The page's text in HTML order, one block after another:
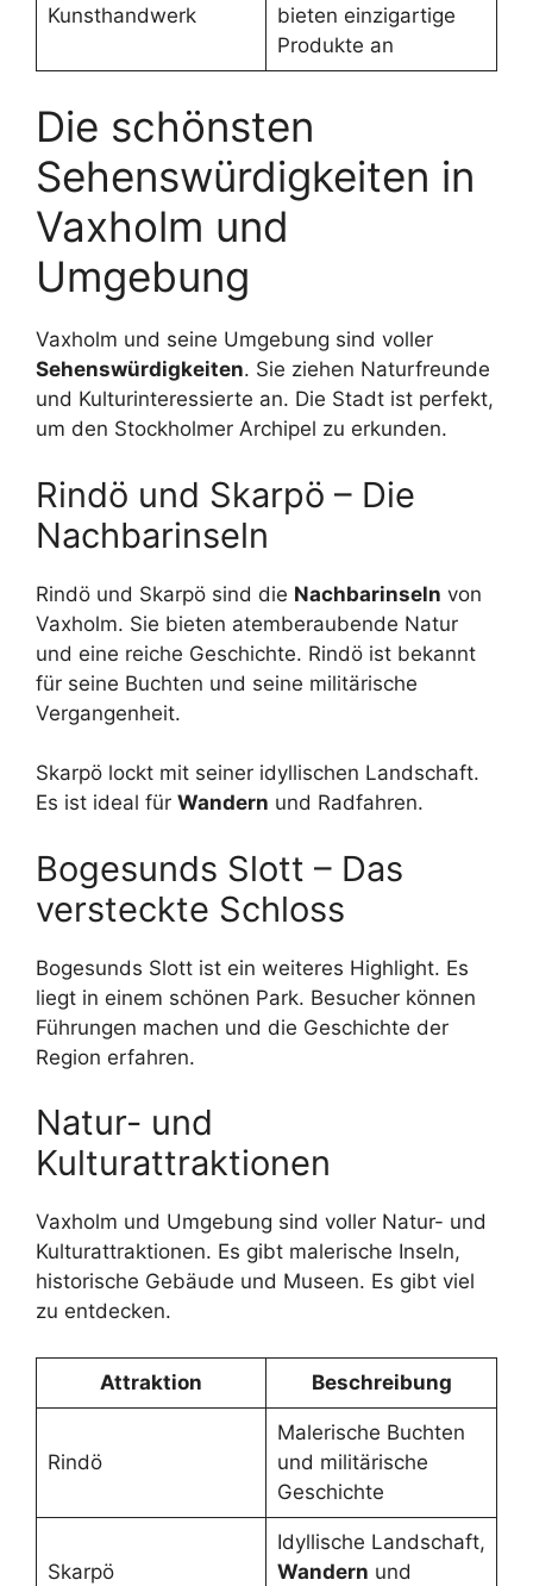
Kunsthandwerk
bieten einzigartige
Produkte an
Die schönsten
Sehenswürdigkeiten in
Vaxholm und
Umgebung
Vaxholm und seine Umgebung sind voller
Sehenswürdigkeiten. Sie ziehen Naturfreunde
und Kulturinteressierte an. Die Stadt ist perfekt,
um den Stockholmer Archipel zu erkunden.
Rindö und Skarpö – Die
Nachbarinseln
Rindö und Skarpö sind die Nachbarinseln von
Vaxholm. Sie bieten atemberaubende Natur
und eine reiche Geschichte. Rindö ist bekannt
für seine Buchten und seine militärische
Vergangenheit.
Skarpö lockt mit seiner idyllischen Landschaft.
Es ist ideal für Wandern und Radfahren.
Bogesunds Slott – Das
versteckte Schloss
Bogesunds Slott ist ein weiteres Highlight. Es
liegt in einem schönen Park. Besucher können
Führungen machen und die Geschichte der
Region erfahren.
Natur- und
Kulturattraktionen
Vaxholm und Umgebung sind voller Natur- und
Kulturattraktionen. Es gibt malerische Inseln,
historische Gebäude und Museen. Es gibt viel
zu entdecken.
Attraktion Beschreibung
Rindö
Malerische Buchten
und militärische
Geschichte
Skarpö
Idyllische Landschaft,
Wandern und